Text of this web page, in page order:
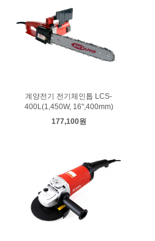
계양전기 전기체인톱 LCS-
400L(1,450W, 16",400mm)
177,100원